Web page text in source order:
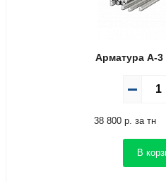
Арматура А-3
38 800 р. за тн
В